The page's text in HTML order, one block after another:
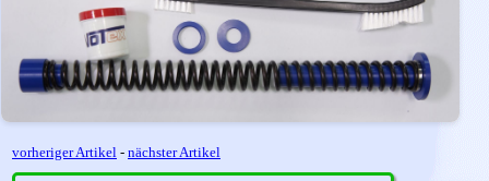
vorheriger Artikel - nächster Artikel